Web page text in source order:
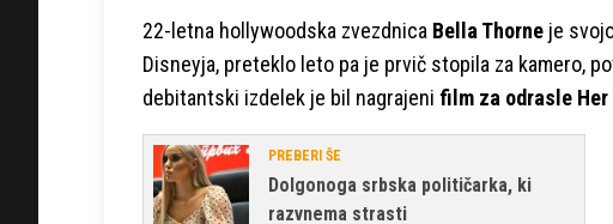
22-letna hollywoodska zvezdnica Bella Thorne je
Disneyja, preteklo leto pa je prvič stopila za kamero,
debitantski izdelek je bil nagrajeni film za odrasle Her
PREBERI ŠE
Dolgonoga srbska političarka, ki
razvnema strasti